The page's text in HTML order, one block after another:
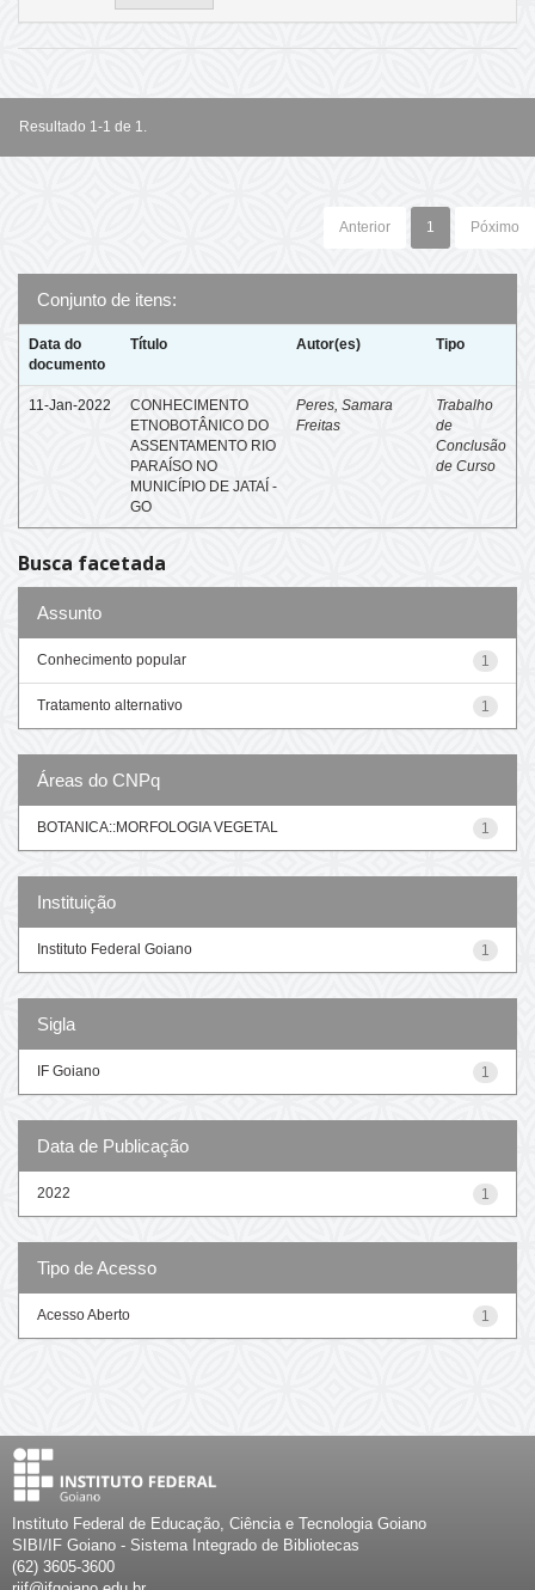
Resultado 1-1 de 1.
Anterior 1 Póximo
Conjunto de itens:
Data do
documento
Título Autor(es) Tipo
11-Jan-2022
CONHECIMENTO
ETNOBOTÂNICO DO
ASSENTAMENTO RIO
PARAÍSO NO
MUNICÍPIO DE JATAÍ -
GO
Peres, Samara
Freitas
Trabalho
de
Conclusão
de Curso
Busca facetada
Assunto
1
Conhecimento popular
1
Tratamento alternativo
Áreas do CNPq
1
BOTANICA::MORFOLOGIA VEGETAL
Instituição
1
Instituto Federal Goiano
Sigla
1
IF Goiano
Data de Publicação
1
2022
Tipo de Acesso
1
Acesso Aberto
Instituto Federal de Educação, Ciência e Tecnologia Goiano
SIBI/IF Goiano - Sistema Integrado de Bibliotecas
(62) 3605-3600